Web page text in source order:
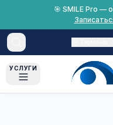
🎯 SMILE Pro —
УСЛУГИ